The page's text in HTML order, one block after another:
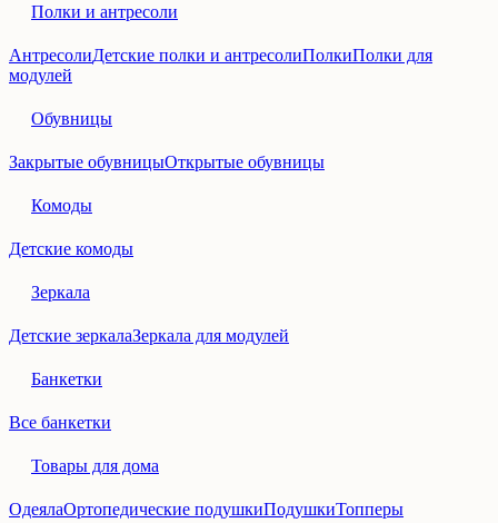
Полки и антресоли
АнтресолиДетские полки и антресолиПолкиПолки для
модулей
Обувницы
Закрытые обувницыОткрытые обувницы
Комоды
Детские комоды
Зеркала
Детские зеркалаЗеркала для модулей
Банкетки
Все банкетки
Товары для дома
ОдеялаОртопедические подушкиПодушкиТопперы